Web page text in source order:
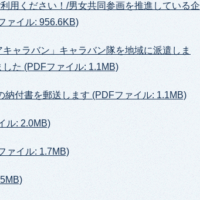
用ください！/男女共同参画を推進している企
ァイル: 956.6KB)
ャラバン」キャラバン隊を地域に派遣しま
た (PDFファイル: 1.1MB)
納付書を郵送します (PDFファイル: 1.1MB)
ル: 2.0MB)
ァイル: 1.7MB)